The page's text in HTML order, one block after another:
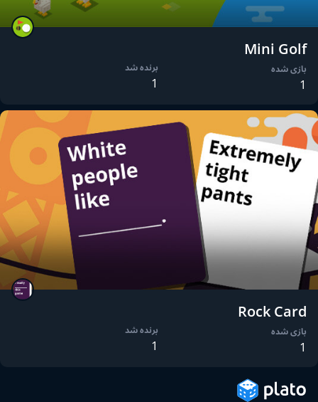
Mini Golf
بازی شده
1
برنده شد
1
Rock Card
بازی شده
1
برنده شد
1